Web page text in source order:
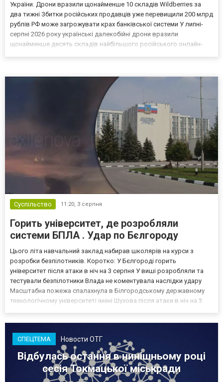
України. Дрони вразили щонайменше 10 складів Wildberries за
два тижні Збитки російських продавців уже перевищили 200 млрд
рублів РФ може загрожувати крах банківської системи У липні-
серпні 2026 року українські далекобійні дрони вразили
щонайменше десять складів найбільшого російського онлайн-
Суспільство 11:20, 3 серпня
Горить університет, де розробляли
системи БПЛА . Удар по Бєлгороду
Цього літа навчальний заклад набирав школярів на курси з
розробки безпілотників. Коротко: У Бєлгороді горить
університет після атаки в ніч на 3 серпня У виші розробляли та
тестували безпілотники Влада не коментувала наслідки удару
Масштабна пожежа спалахнула в Білгородському державному
технологічному університеті імені Шухова після атаки в ніч на 3
СПЕЦТЕМА Новости ОТГ
Відбулась остання в нинішньому році
сесія Токмацької міськради